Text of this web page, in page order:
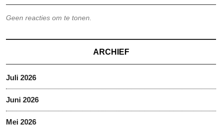
Geen reacties om te tonen.
ARCHIEF
Juli 2026
Juni 2026
Mei 2026